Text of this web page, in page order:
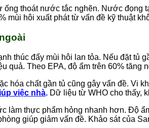
thoát nước tắc nghẽn. Nước đọng
mùi hôi xuất phát từ vấn đề kỹ thuật
thúc đẩy mùi hôi lan tỏa. Nếu đặt tủ
quả. Theo EPA, độ ẩm trên 60% tăng
hóa chất gần tủ cũng gây vấn đề. Vi
việc nhà. Dữ liệu từ WHO cho thấy,
làm thực phẩm hỏng nhanh hơn. Độ
giúp giảm vấn đề. Khảo sát của